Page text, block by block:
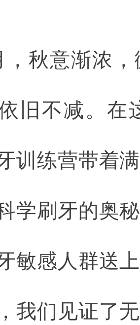
，秋意渐浓
旧不减。在
训练营带着
学刷牙的奥
敏感人群送
我们见证了